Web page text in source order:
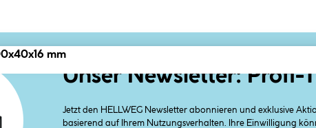
mm
Unser Newsletter: Profi-
Jetzt den HELLWEG Newsletter abonnieren und exklusive
basierend auf Ihrem Nutzungsverhalten. Ihre Einwilligung